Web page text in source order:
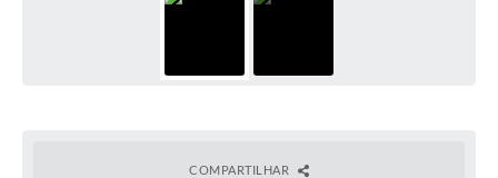
COMPARTILHAR